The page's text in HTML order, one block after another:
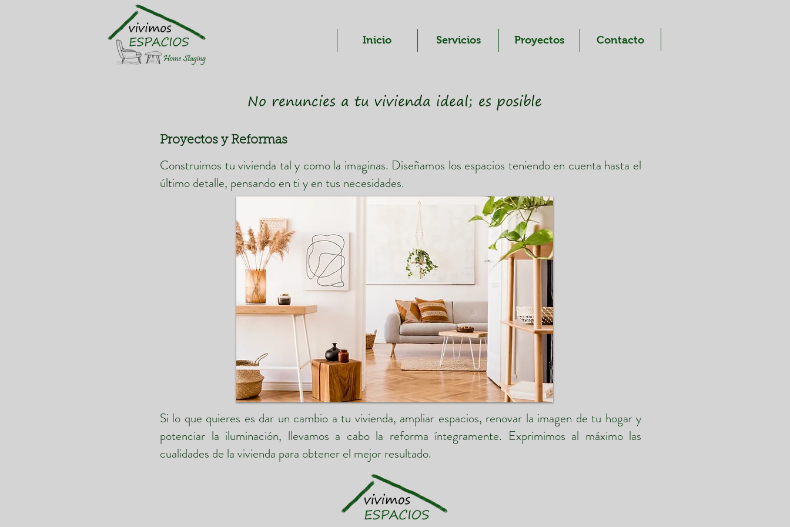
Inicio Servicios Proyectos Contacto
No renuncies a tu vivienda ideal; es posible
Proyectos y Reformas
Construimos tu vivienda tal y como la imaginas. Diseñamos los espacios teniendo en cuenta hasta el
último detalle, pensando en ti y en tus necesidades.
Si lo que quieres es dar un cambio a tu vivienda, ampliar espacios, renovar la imagen de tu hogar y
potenciar la iluminación, llevamos a cabo la reforma íntegramente. Exprimimos al máximo las
cualidades de la vivienda para obtener el mejor resultado.